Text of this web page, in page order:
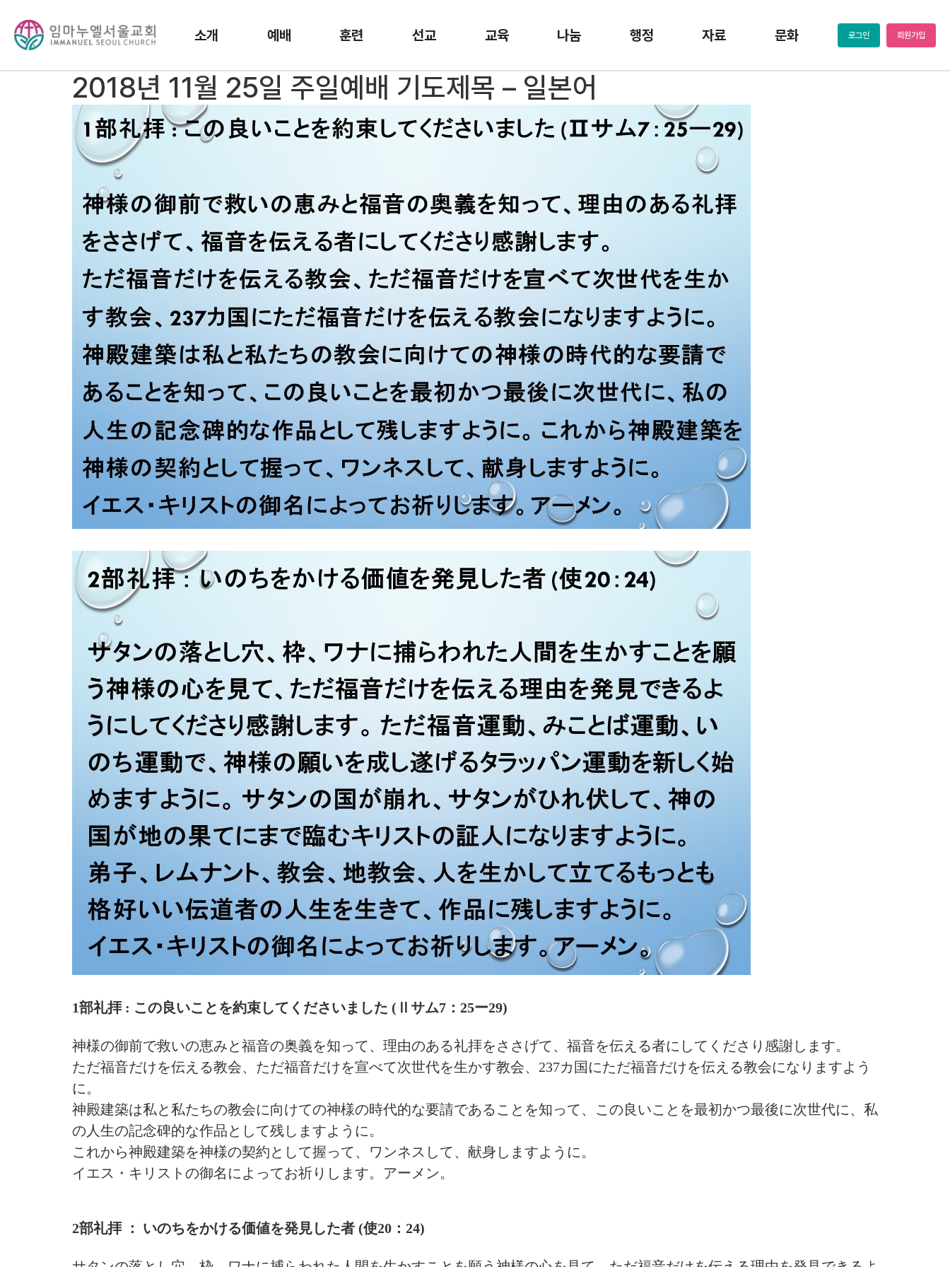
소개 예배 훈련 선교 교육 나눔 행정 자료 문화 로그인 회원가입
2018년 11월 25일 주일예배 기도제목 – 일본어
1部礼拝 : この良いことを約束してくださいました (Ⅱサム7：25ー29)
神様の御前で救いの恵みと福音の奥義を知って、理由のある礼拝をささげて、福音を伝える者にしてくださり感謝します。
ただ福音だけを伝える教会、ただ福音だけを宣べて次世代を生かす教会、237カ国にただ福音だけを伝える教会になりますよう
に。
神殿建築は私と私たちの教会に向けての神様の時代的な要請であることを知って、この良いことを最初かつ最後に次世代に、私
の人生の記念碑的な作品として残しますように。
これから神殿建築を神様の契約として握って、ワンネスして、献身しますように。
イエス・キリストの御名によってお祈りします。アーメン。
2部礼拝 ： いのちをかける価値を発見した者 (使20：24)